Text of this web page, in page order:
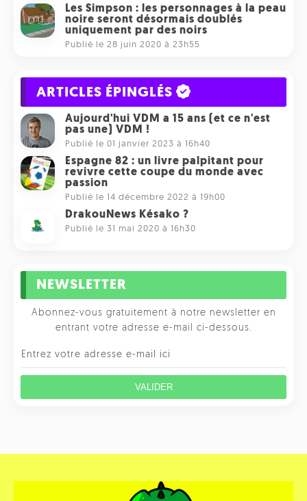
Les Simpson : les personnages à la peau
noire seront désormais doublés
uniquement par des noirs
Publié le 28 juin 2020 à 23h55
ARTICLES ÉPINGLÉS
Aujourd'hui VDM a 15 ans (et ce n'est
pas une) VDM !
Publié le 01 janvier 2023 à 16h40
Espagne 82 : un livre palpitant pour
revivre cette coupe du monde avec
passion
Publié le 14 décembre 2022 à 19h00
DrakouNews Késako ?
Publié le 31 mai 2020 à 16h30
NEWSLETTER
Abonnez-vous gratuitement à notre newsletter en
entrant votre adresse e-mail ci-dessous.
VALIDER